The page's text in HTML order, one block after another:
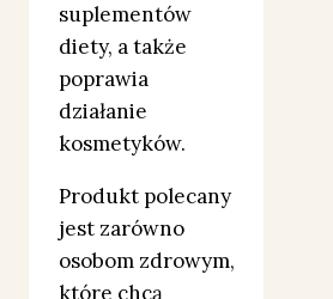
suplementów
diety, a także
poprawia
działanie
kosmetyków.
Produkt polecany
jest zarówno
osobom zdrowym,
które chcą